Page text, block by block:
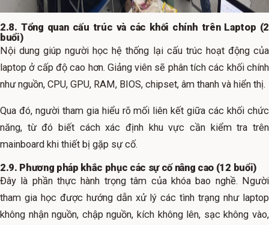
2.8. Tổng quan cấu trúc và các khối chính trên Laptop (2
buổi)
Nội dung giúp người học hệ thống lại cấu trúc hoạt động của
laptop ở cấp độ cao hơn. Giảng viên sẽ phân tích các khối chính
như nguồn, CPU, GPU, RAM, BIOS, chipset, âm thanh và hiển thị.
Qua đó, người tham gia hiểu rõ mối liên kết giữa các khối chức
năng, từ đó biết cách xác định khu vực cần kiểm tra trên
mainboard khi thiết bị gặp sự cố.
2.9. Phương pháp khắc phục các sự cố nâng cao (12 buổi)
Đây là phần thực hành trọng tâm của khóa bao nghề. Người
tham gia học được hướng dẫn xử lý các tình trạng như laptop
không nhận nguồn, chập nguồn, kích không lên, sạc không vào,